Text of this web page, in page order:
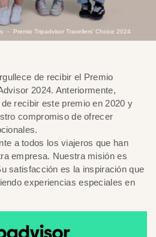
Premio Tripadvisor Travellers’ Choice 2024
de recibir el Premio
2024. Anteriormente,
recibir este premio en 2020 y
compromiso de ofrecer
a todos los viajeros que han
empresa. Nuestra misión es
satisfacción es la inspiración que
experiencias especiales en